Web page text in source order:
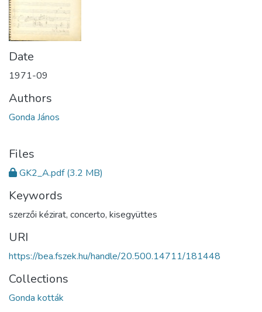
Date
1971-09
Authors
Gonda János
Files
GK2_A.pdf(3.2 MB)
Keywords
szerzői kézirat, concerto, kisegyüttes
URI
https://bea.fszek.hu/handle/20.500.14711/181448
Collections
Gonda kották